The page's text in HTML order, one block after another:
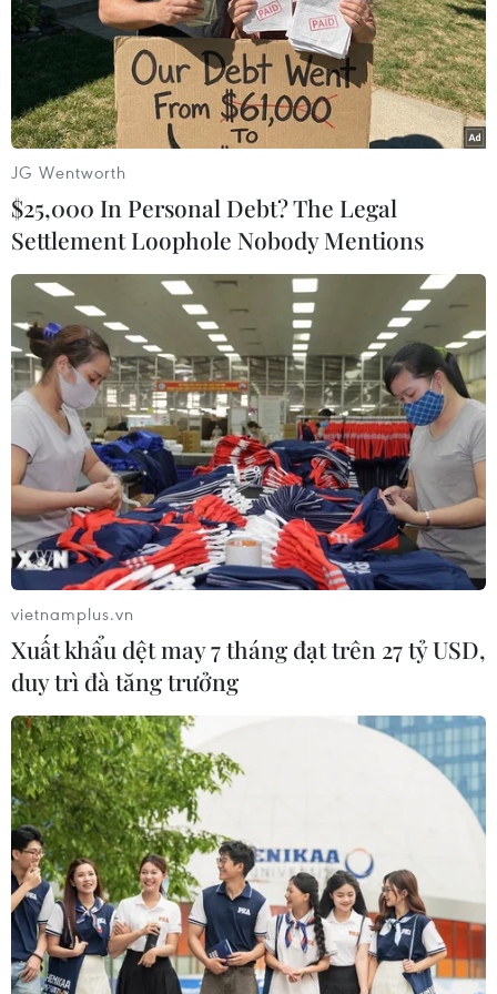
Tổng thống Pháp kêu gọi đảm bảo trật tự
sau vụ tấn công cảnh sát
24/12/2018 03:12
Tổng thống Pháp Emmanuel Macron kêu gọi đảm bảo
trật tự trị an sau khi những người biểu tình trong phong
trào "Áo vàng" tiến hành cuộc biểu tình cuối tuần lần thứ
6 và đụng độ với cảnh sát.
Pháp chuẩn bị đón một đêm Giao thừa
căng thẳng với phe "Áo vàng"
27/12/2018 13:13
JG Wentworth
$25,000 In Personal Debt? The Legal
Settlement Loophole Nobody Mentions
vietnamplus.vn
Xuất khẩu dệt may 7 tháng đạt trên 27 tỷ USD,
duy trì đà tăng trưởng